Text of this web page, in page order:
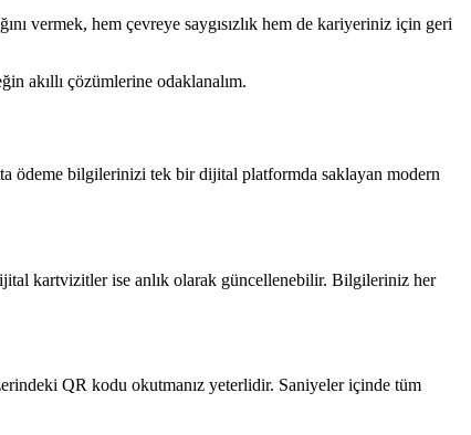
vermek, hem çevreye saygısızlık hem de kariyeriniz için geri
akıllı çözümlerine odaklanalım.
ödeme bilgilerinizi tek bir dijital platformda saklayan modern
kartvizitler ise anlık olarak güncellenebilir. Bilgileriniz her
QR kodu okutmanız yeterlidir. Saniyeler içinde tüm